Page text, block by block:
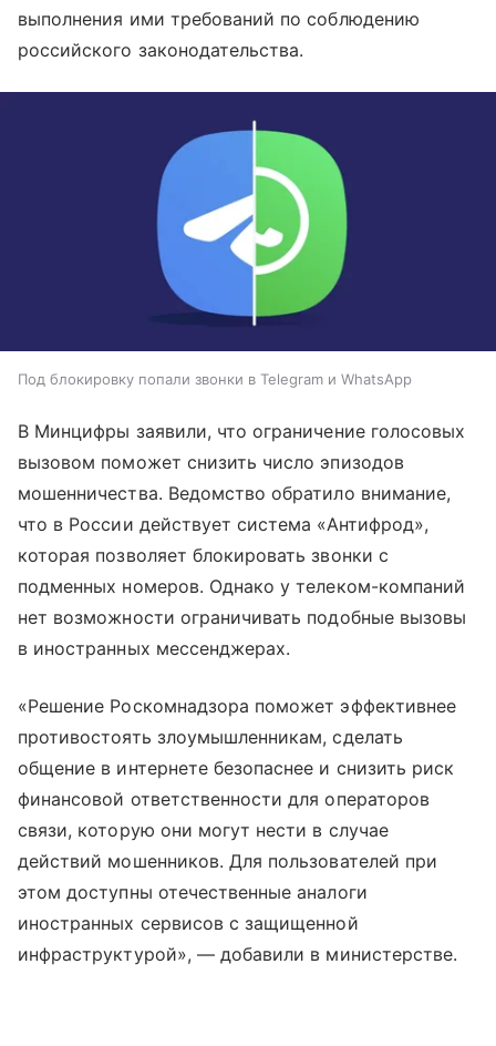
выполнения ими требований по соблюдению
российского законодательства.
Под блокировку попали звонки в Telegram и WhatsApp
В Минцифры заявили, что ограничение голосовых
вызовом поможет снизить число эпизодов
мошенничества. Ведомство обратило внимание,
что в России действует система «Антифрод»,
которая позволяет блокировать звонки с
подменных номеров. Однако у телеком-компаний
нет возможности ограничивать подобные вызовы
в иностранных мессенджерах.
«Решение Роскомнадзора поможет эффективнее
противостоять злоумышленникам, сделать
общение в интернете безопаснее и снизить риск
финансовой ответственности для операторов
связи, которую они могут нести в случае
действий мошенников. Для пользователей при
этом доступны отечественные аналоги
иностранных сервисов с защищенной
инфраструктурой», — добавили в министерстве.